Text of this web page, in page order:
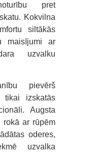
pret
Kokvilna
siltākās
maisījumi ar
uzvalku
pievērš
izskatās
Augsta
rokā ar rūpēm
oderes,
uzvalka